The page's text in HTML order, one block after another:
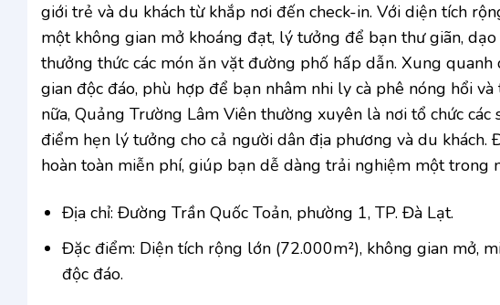
giới trẻ và du khách từ khắp nơi đến check-in. Với diện tích
một không gian mở khoáng đạt, lý tưởng để bạn thư giãn,
thưởng thức các món ăn vặt đường phố hấp dẫn. Xung
gian độc đáo, phù hợp để bạn nhâm nhi ly cà phê nóng hổi
nữa, Quảng Trường Lâm Viên thường xuyên là nơi tổ chức
điểm hẹn lý tưởng cho cả người dân địa phương và du
hoàn toàn miễn phí, giúp bạn dễ dàng trải nghiệm một trong
Địa chỉ: Đường Trần Quốc Toản, phường 1, TP. Đà Lạt.
Đặc điểm: Diện tích rộng lớn (72.000m²), không gian mở,
độc đáo.